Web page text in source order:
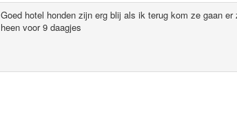
Goed hotel honden zijn erg blij als ik terug kom ze gaan er
heen voor 9 daagjes